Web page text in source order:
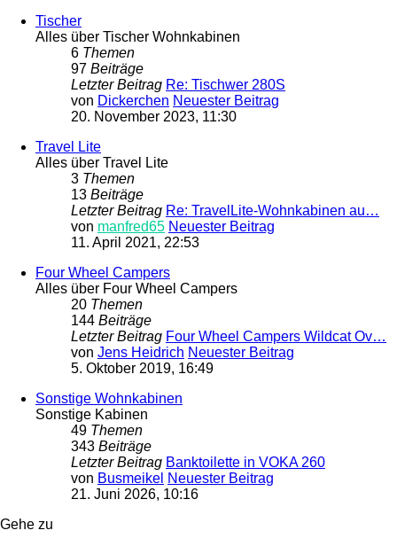
Tischer
Alles über Tischer Wohnkabinen
6 Themen
97 Beiträge
Letzter Beitrag Re: Tischwer 280S
von Dickerchen Neuester Beitrag
20. November 2023, 11:30
Travel Lite
Alles über Travel Lite
3 Themen
13 Beiträge
Letzter Beitrag Re: TravelLite-Wohnkabinen au…
von manfred65 Neuester Beitrag
11. April 2021, 22:53
Four Wheel Campers
Alles über Four Wheel Campers
20 Themen
144 Beiträge
Letzter Beitrag Four Wheel Campers Wildcat Ov…
von Jens Heidrich Neuester Beitrag
5. Oktober 2019, 16:49
Sonstige Wohnkabinen
Sonstige Kabinen
49 Themen
343 Beiträge
Letzter Beitrag Banktoilette in VOKA 260
von Busmeikel Neuester Beitrag
21. Juni 2026, 10:16
Gehe zu